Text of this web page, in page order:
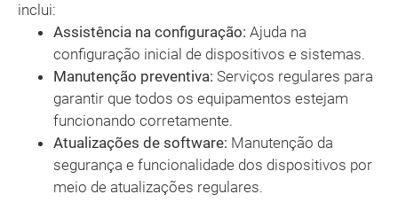
inclui:
Assistência na configuração: Ajuda na
configuração inicial de dispositivos e sistemas.
Manutenção preventiva: Serviços regulares para
garantir que todos os equipamentos estejam
funcionando corretamente.
Atualizações de software: Manutenção da
segurança e funcionalidade dos dispositivos por
meio de atualizações regulares.